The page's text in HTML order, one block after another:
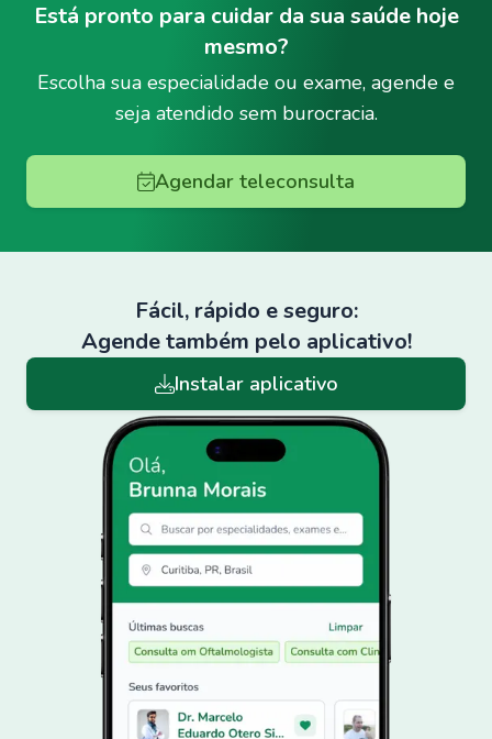
Está pronto para cuidar da sua saúde hoje
mesmo?
Escolha sua especialidade ou exame, agende e
seja atendido sem burocracia.
Agendar teleconsulta
Fácil, rápido e seguro:
Agende também pelo aplicativo!
Instalar aplicativo